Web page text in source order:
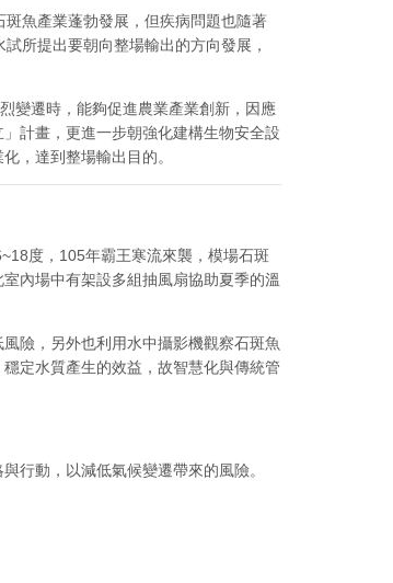
魚產業蓬勃發展，但疾病問題也隨著
所提出要朝向整場輸出的方向發展，
變遷時，能夠促進農業產業創新，因應
計畫，更進一步朝強化建構生物安全設
，達到整場輸出目的。
度，105年霸王寒流來襲，模場石斑
內場中有架設多組抽風扇協助夏季的溫
險，另外也利用水中攝影機觀察石斑魚
定水質產生的效益，故智慧化與傳統管
行動，以減低氣候變遷帶來的風險。